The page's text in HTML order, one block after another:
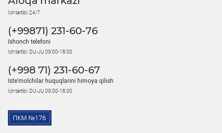
Ish tartibi: 24/7
(+99871) 231-60-76
Ishonch telefoni
Ish tartibi: DU-JU 09:00-18:00
(+998 71) 231-60-67
Iste'molchilar huquqlarini himoya qilish
Ish tartibi: DU-JU 09:00-18:00